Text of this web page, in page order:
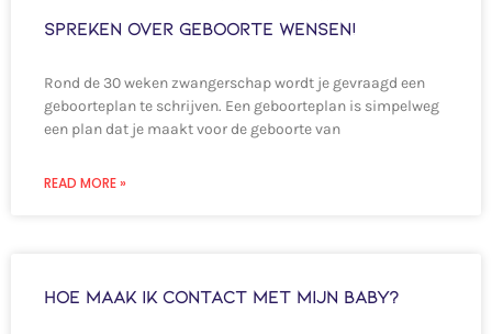
spreken over geboorte wensen!
Rond de 30 weken zwangerschap wordt je gevraagd een
geboorteplan te schrijven. Een geboorteplan is simpelweg
een plan dat je maakt voor de geboorte van
READ MORE »
Hoe maak ik contact met mijn baby?